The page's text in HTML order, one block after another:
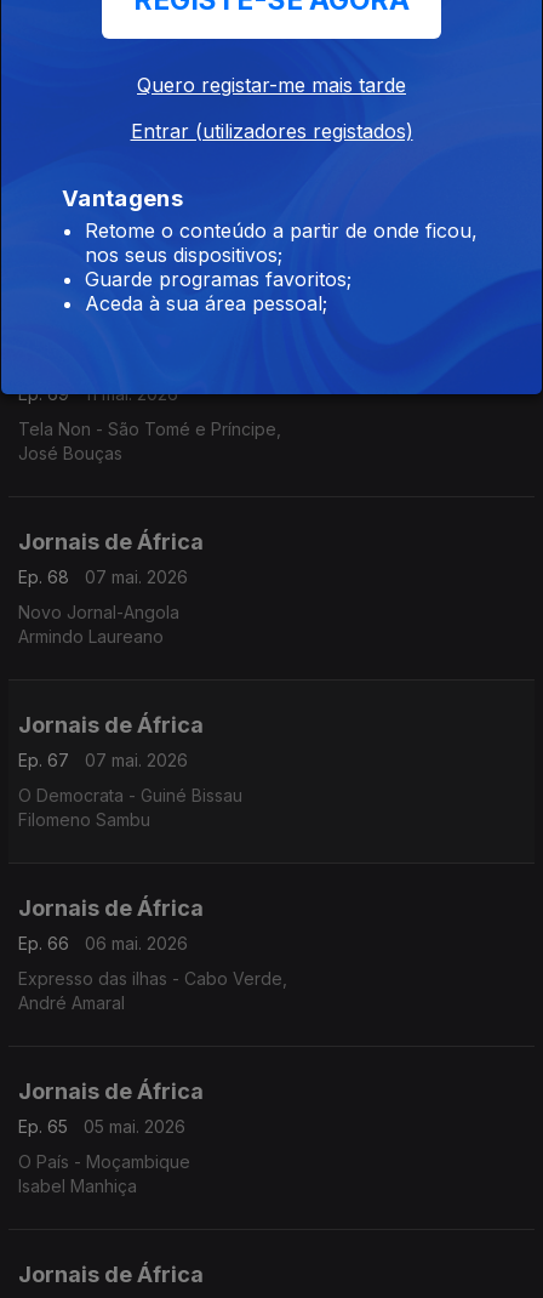
Filomeno Sambu
Ep. 70
13 mai. 2026
Expresso das ilhas - Cabo Verde,
André Amaral
Ep. 69
11 mai. 2026
Tela Non - São Tomé e Príncipe,
José Bouças
Jornais de África
Ep. 68
07 mai. 2026
Novo Jornal-Angola
Armindo Laureano
Jornais de África
Ep. 67
07 mai. 2026
O Democrata - Guiné Bissau
Filomeno Sambu
Jornais de África
Ep. 66
06 mai. 2026
Expresso das ilhas - Cabo Verde,
André Amaral
Jornais de África
Ep. 65
05 mai. 2026
O País - Moçambique
Isabel Manhiça
Jornais de África
Quero registar-me mais tarde
Entrar (utilizadores registados)
Vantagens
Retome o conteúdo a partir de onde ficou,
nos seus dispositivos;
Guarde programas favoritos;
Aceda à sua área pessoal;